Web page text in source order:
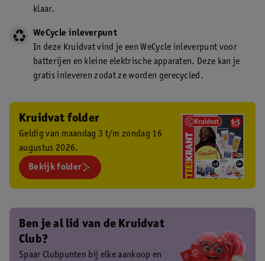
klaar.
WeCycle inleverpunt
In deze Kruidvat vind je een WeCycle inleverpunt voor
batterijen en kleine elektrische apparaten. Deze kan je
gratis inleveren zodat ze worden gerecycled.
Kruidvat folder
Geldig van maandag 3 t/m zondag 16
augustus 2026.
Bekijk folder
Ben je al lid van de Kruidvat
Club?
Spaar Clubpunten bij elke aankoop en